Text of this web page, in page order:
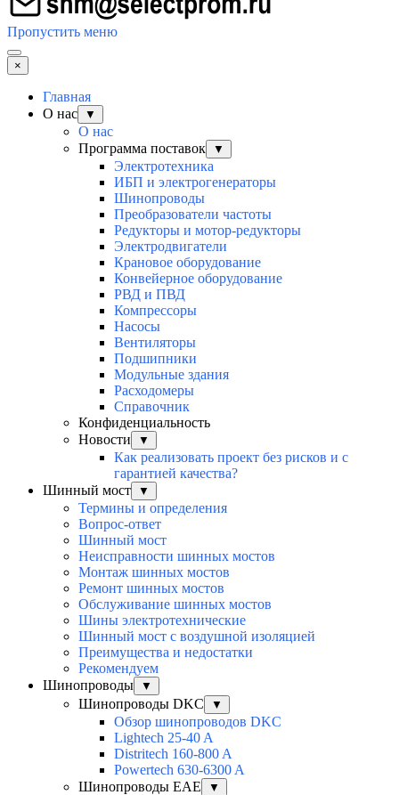
Пропустить меню
×
Главная
О нас
▼
О нас
Программа поставок
▼
Электротехника
ИБП и электрогенераторы
Шинопроводы
Преобразователи частоты
Редукторы и мотор-редукторы
Электродвигатели
Крановое оборудование
Конвейерное оборудование
РВД и ПВД
Компрессоры
Насосы
Вентиляторы
Подшипники
Модульные здания
Расходомеры
Справочник
Конфиденциальность
Новости
▼
Как реализовать проект без рисков и с
гарантией качества?
Шинный мост
▼
Термины и определения
Вопрос-ответ
Шинный мост
Неисправности шинных мостов
Монтаж шинных мостов
Ремонт шинных мостов
Обслуживание шинных мостов
Шины электротехнические
Шинный мост с воздушной изоляцией
Преимущества и недостатки
Рекомендуем
Шинопроводы
▼
Шинопроводы DKC ▼
Обзор шинопроводов DKC
Lightech 25-40 A
Distritech 160-800 A
Powertech 630-6300 A
Шинопроводы EAE
▼